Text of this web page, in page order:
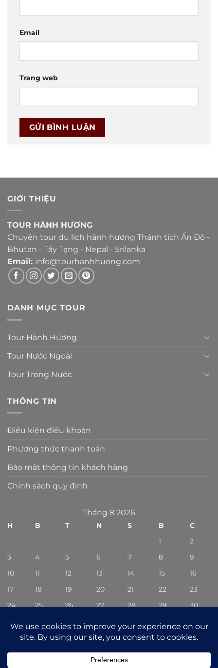
Email
Trang web
GIỚI THIỆU
TOUR HÀNH HƯƠNG
Chuyên tour du lịch hành hương Thánh tích Ấn Độ -
Bhutan - Tây Tạng - Nepal - Srilanka
Email: info@tourhanhhuong.com
DANH MỤC TOUR
Tour Hành Hương
Tour Nước Ngoài
Tour Trong Nước
THÔNG TIN
Điều kiện điều khoản
Phương thức thanh toán
Bảo mật thông tin khách hàng
Chính sách quy định
Tháng 8 2026
H B T N S B
C
1
2
3
4 5 6 7 8
9
10
11 12 13 14 15
16
17
18 19 20 21 22
23
24
25 26 27 28 29
30
31